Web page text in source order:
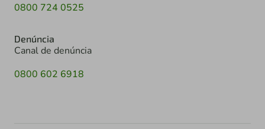
0800 724 0525
Denúncia
Canal de denúncia
0800 602 6918